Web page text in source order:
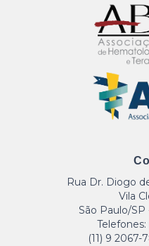
Rua Dr. Diogo
Vila
São Paulo/
Telefones:
(11) 9